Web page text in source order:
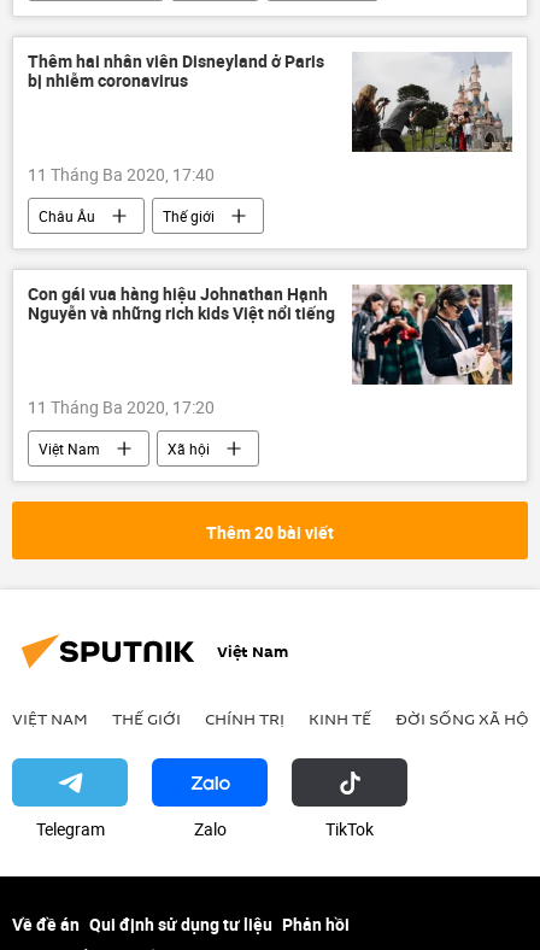
Quan điểm-Ý kiến
Thêm hai nhân viên Disneyland ở Paris
bị nhiễm coronavirus
11 Tháng Ba 2020, 17:40
Châu Âu Thế giới
Con gái vua hàng hiệu Johnathan Hạnh
Nguyễn và những rich kids Việt nổi tiếng
11 Tháng Ba 2020, 17:20
Việt Nam Xã hội
Thêm 20 bài viết
Việt Nam
VIỆT NAM THẾ GIỚI CHÍNH TRỊ KINH TẾ ĐỜI SỐNG XÃ HỘI
Telegram Zalo ТikТоk
Về đề án Qui định sử dụng tư liệu Phản hồi